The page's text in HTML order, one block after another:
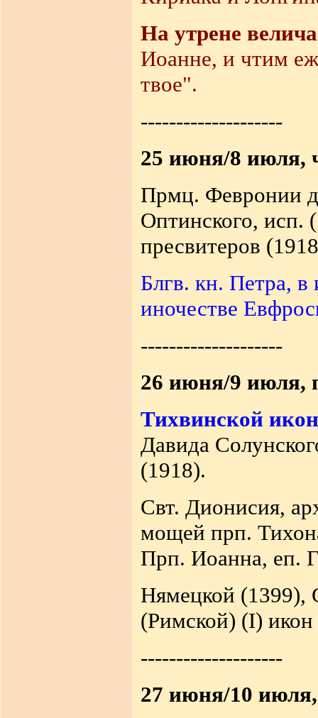
На утрене
Иоанне, и чтим
твое".
--------------------
25 июня/8 июля,
Прмц. Февронии
Оптинского, исп.
пресвитеров
Блгв. кн. Петра,
иночестве
--------------------
26 июня/9 июля,
Тихвинской
Давида
(1918).
Свт. Дионисия,
мощей прп.
Прп. Иоанна, еп.
Нямецкой (1399),
(Римской) (I)
--------------------
27 июня/10 июля,